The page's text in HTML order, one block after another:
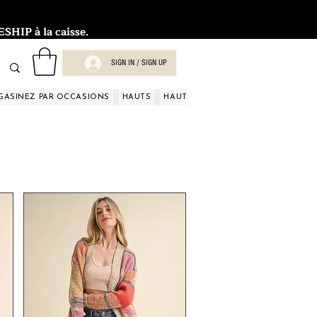
à la caisse.
SIGN IN / SIGN UP
PAR OCCASIONS HAUTS HAUTS